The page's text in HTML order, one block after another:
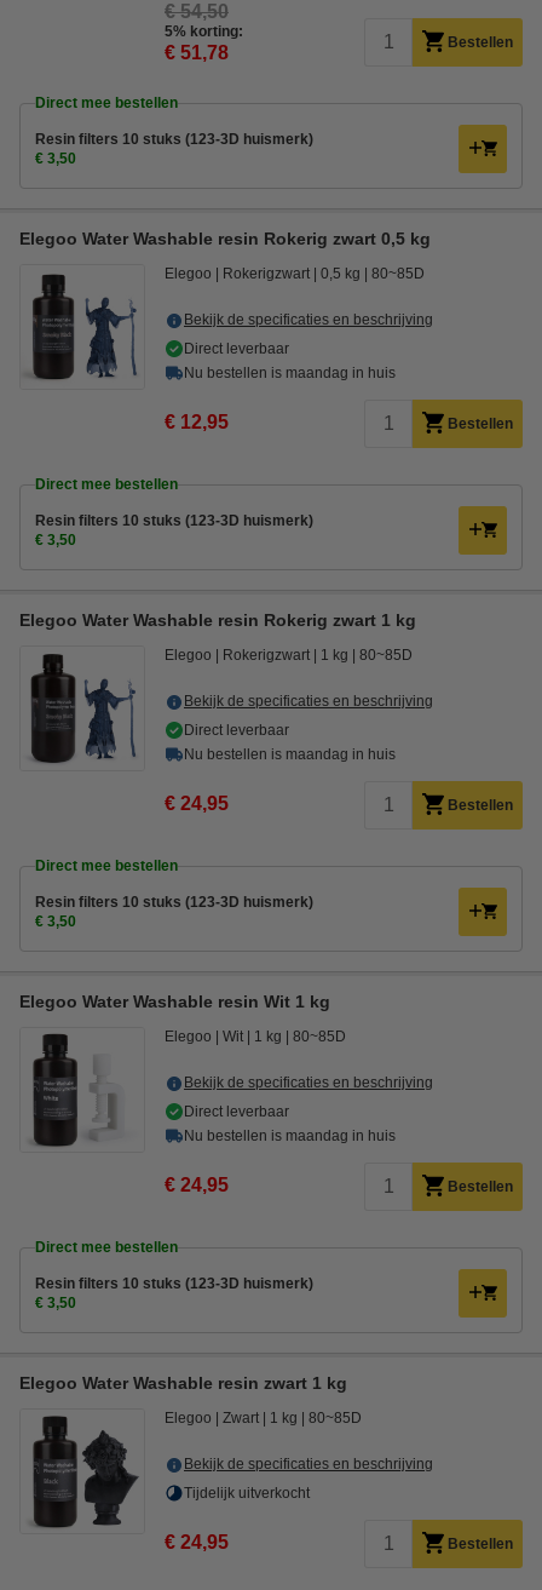
€ 54,50
5% korting:
€ 51,78 Bestellen
Direct mee bestellen
Resin filters 10 stuks (123-3D huismerk)
€ 3,50
Elegoo Water Washable resin Rokerig zwart 0,5 kg
Elegoo Rokerigzwart 0,5 kg 80~85D
Bekijk de specificaties en beschrijving
Direct leverbaar
Nu bestellen is maandag in huis
€ 12,95 Bestellen
Direct mee bestellen
Resin filters 10 stuks (123-3D huismerk)
€ 3,50
Elegoo Water Washable resin Rokerig zwart 1 kg
Elegoo Rokerigzwart 1 kg 80~85D
Bekijk de specificaties en beschrijving
Direct leverbaar
Nu bestellen is maandag in huis
€ 24,95 Bestellen
Direct mee bestellen
Resin filters 10 stuks (123-3D huismerk)
€ 3,50
Elegoo Water Washable resin Wit 1 kg
Elegoo Wit 1 kg 80~85D
Bekijk de specificaties en beschrijving
Direct leverbaar
Nu bestellen is maandag in huis
€ 24,95 Bestellen
Direct mee bestellen
Resin filters 10 stuks (123-3D huismerk)
€ 3,50
Elegoo Water Washable resin zwart 1 kg
Elegoo Zwart 1 kg 80~85D
Bekijk de specificaties en beschrijving
Tijdelijk uitverkocht
€ 24,95 Bestellen